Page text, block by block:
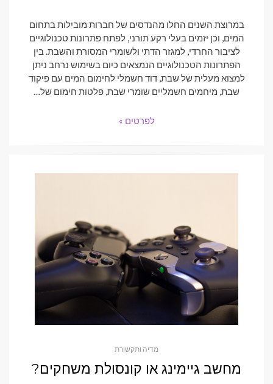
במרוצת השנים החלו מהנדסים של חברות מובילות בתחום
המים, וכן יזמים בעלי רקע תורני, לפתח פתרונות טכנולוגיים
לציבור החרדי, למגזר הדתי ולשומרי המסורת והשבת. בין
הפתרונות הטכנולוגיים הנמצאים כיום בשימוש נרחב ניתן
למצוא מעלית של שבת, דוד חשמלי לחימום המים עם פיקוד
שבת, מיחמים חשמליים שומרי שבת, פלטות חימום של…
לפרטים »
מדיה ותקשורת
מחשב גיימינג או קונסולת משחקים?